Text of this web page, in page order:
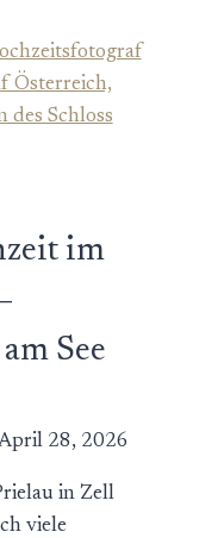
im
See
28, 2026
in Zell
viele